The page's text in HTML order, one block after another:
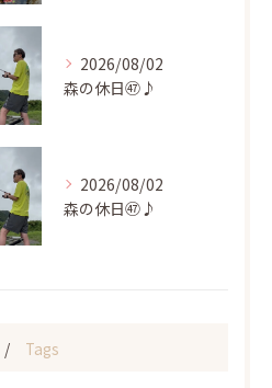
2026/08/02
森の休日㊼♪
2026/08/02
森の休日㊼♪
Tags